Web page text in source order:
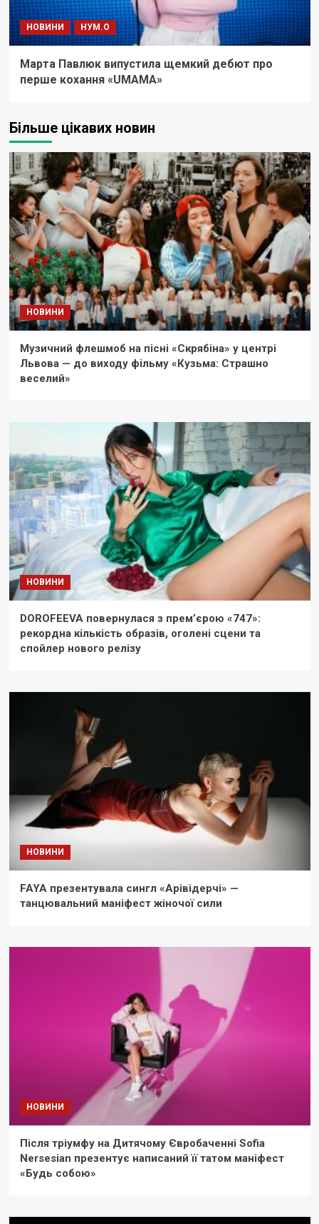
НОВИНИ НУМ.О
Марта Павлюк випустила щемкий дебют про
перше кохання «UМАМА»
Більше цікавих новин
НОВИНИ
Музичний флешмоб на пісні «Скрябіна» у центрі
Львова — до виходу фільму «Кузьма: Страшно
веселий»
НОВИНИ
DOROFEEVA повернулася з прем’єрою «747»:
рекордна кількість образів, оголені сцени та
спойлер нового релізу
НОВИНИ
FAYA презентувала сингл «Арівідерчі» —
танцювальний маніфест жіночої сили
НОВИНИ
Після тріумфу на Дитячому Євробаченні Sofia
Nersesian презентує написаний її татом маніфест
«Будь собою»